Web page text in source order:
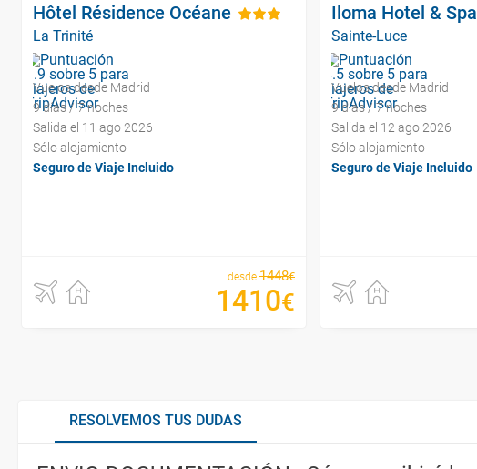
Hôtel Résidence Océane
La Trinité
Vuelos desde Madrid
9 días / 7 noches
Salida el 11 ago 2026
Sólo alojamiento
Seguro de Viaje Incluido
desde 1448€
1410€
Iloma Hotel & Spa
Sainte-Luce
Vuelos desde Madrid
9 días / 7 noches
Salida el 12 ago 2026
Sólo alojamiento
Seguro de Viaje Incluido
RESOLVEMOS TUS DUDAS